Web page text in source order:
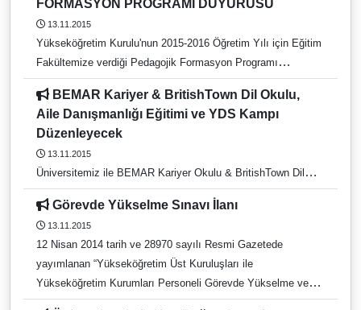
gerçekleşecektir. Etkinlikte ayrıca Üniversitemiz Kızılay
Topluluğu öğrencilere kan bağışının önemini anlatan
bilgilendirmede bulunacaktır.
FORMASYON PROGRAMI DUYURUSU
13.11.2015
Yükseköğretim Kurulu'nun 2015-2016 Öğretim Yılı için Eğitim
Fakültemize verdiği Pedagojik Formasyon Programı
kontenjanları açıklanmıştır.
Aile Danışmanlığı Eğitimi ve YDS Kampı
Düzenleyecek
13.11.2015
Üniversitemiz ile BEMAR Kariyer Okulu & BritishTown Dil
Okulu Aydın Şubesi arasında imzalanan Aile Danışmanlığı
Eğitimi Sertifika Programı protokolü kapsamında gerçekleşen
eğitim programı 7 Aralık 2015 tarihinde başlayacak. 5 Aralık
2015-20 Mart 2016 tarihleri arasında düzenlenecek YDS
Kampı için de kayıtlar devam ediyor.
Görevde Yükselme Sınavı İlanı
13.11.2015
12 Nisan 2014 tarih ve 28970 sayılı Resmi Gazetede
yayımlanan “Yükseköğretim Üst Kuruluşları ile
Yükseköğretim Kurumları Personeli Görevde Yükselme ve
Unvan Değişikliği Yönetmeliği” hükümleri uyarınca